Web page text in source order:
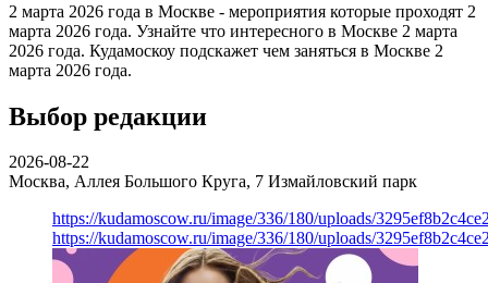
2 марта 2026 года в Москве - мероприятия которые проходят 2
марта 2026 года. Узнайте что интересного в Москве 2 марта
2026 года. Кудамоскоу подскажет чем заняться в Москве 2
марта 2026 года.
Выбор редакции
2026-08-22
Москва, Аллея Большого Круга, 7 Измайловский парк
https://kudamoscow.ru/image/336/180/uploads/
https://kudamoscow.ru/image/336/180/uploads/